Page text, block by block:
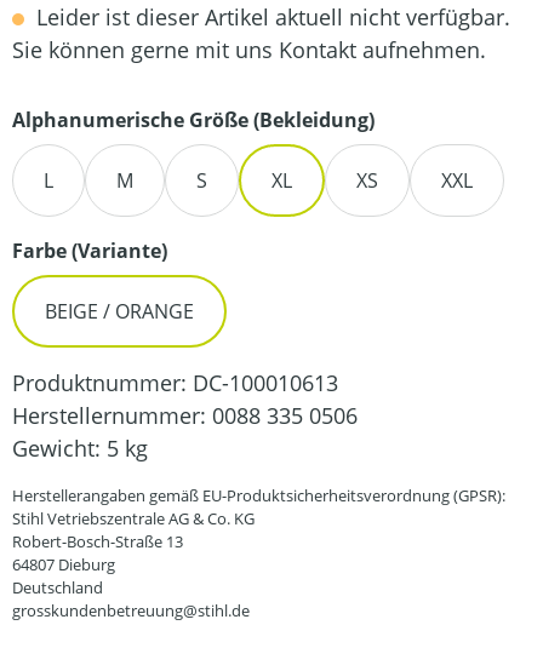
Leider ist dieser Artikel aktuell nicht verfügbar.
Sie können gerne mit uns Kontakt aufnehmen.
Alphanumerische Größe (Bekleidung)auswählen
L M S XL XS XXL
Farbe (Variante)auswählen
BEIGE / ORANGE
Produktnummer: DC-100010613
Herstellernummer: 0088 335 0506
Gewicht: 5 kg
Herstellerangaben gemäß EU-Produktsicherheitsverordnung (GPSR):
Stihl Vetriebszentrale AG & Co. KG
Robert-Bosch-Straße 13
64807 Dieburg
Deutschland
grosskundenbetreuung@stihl.de